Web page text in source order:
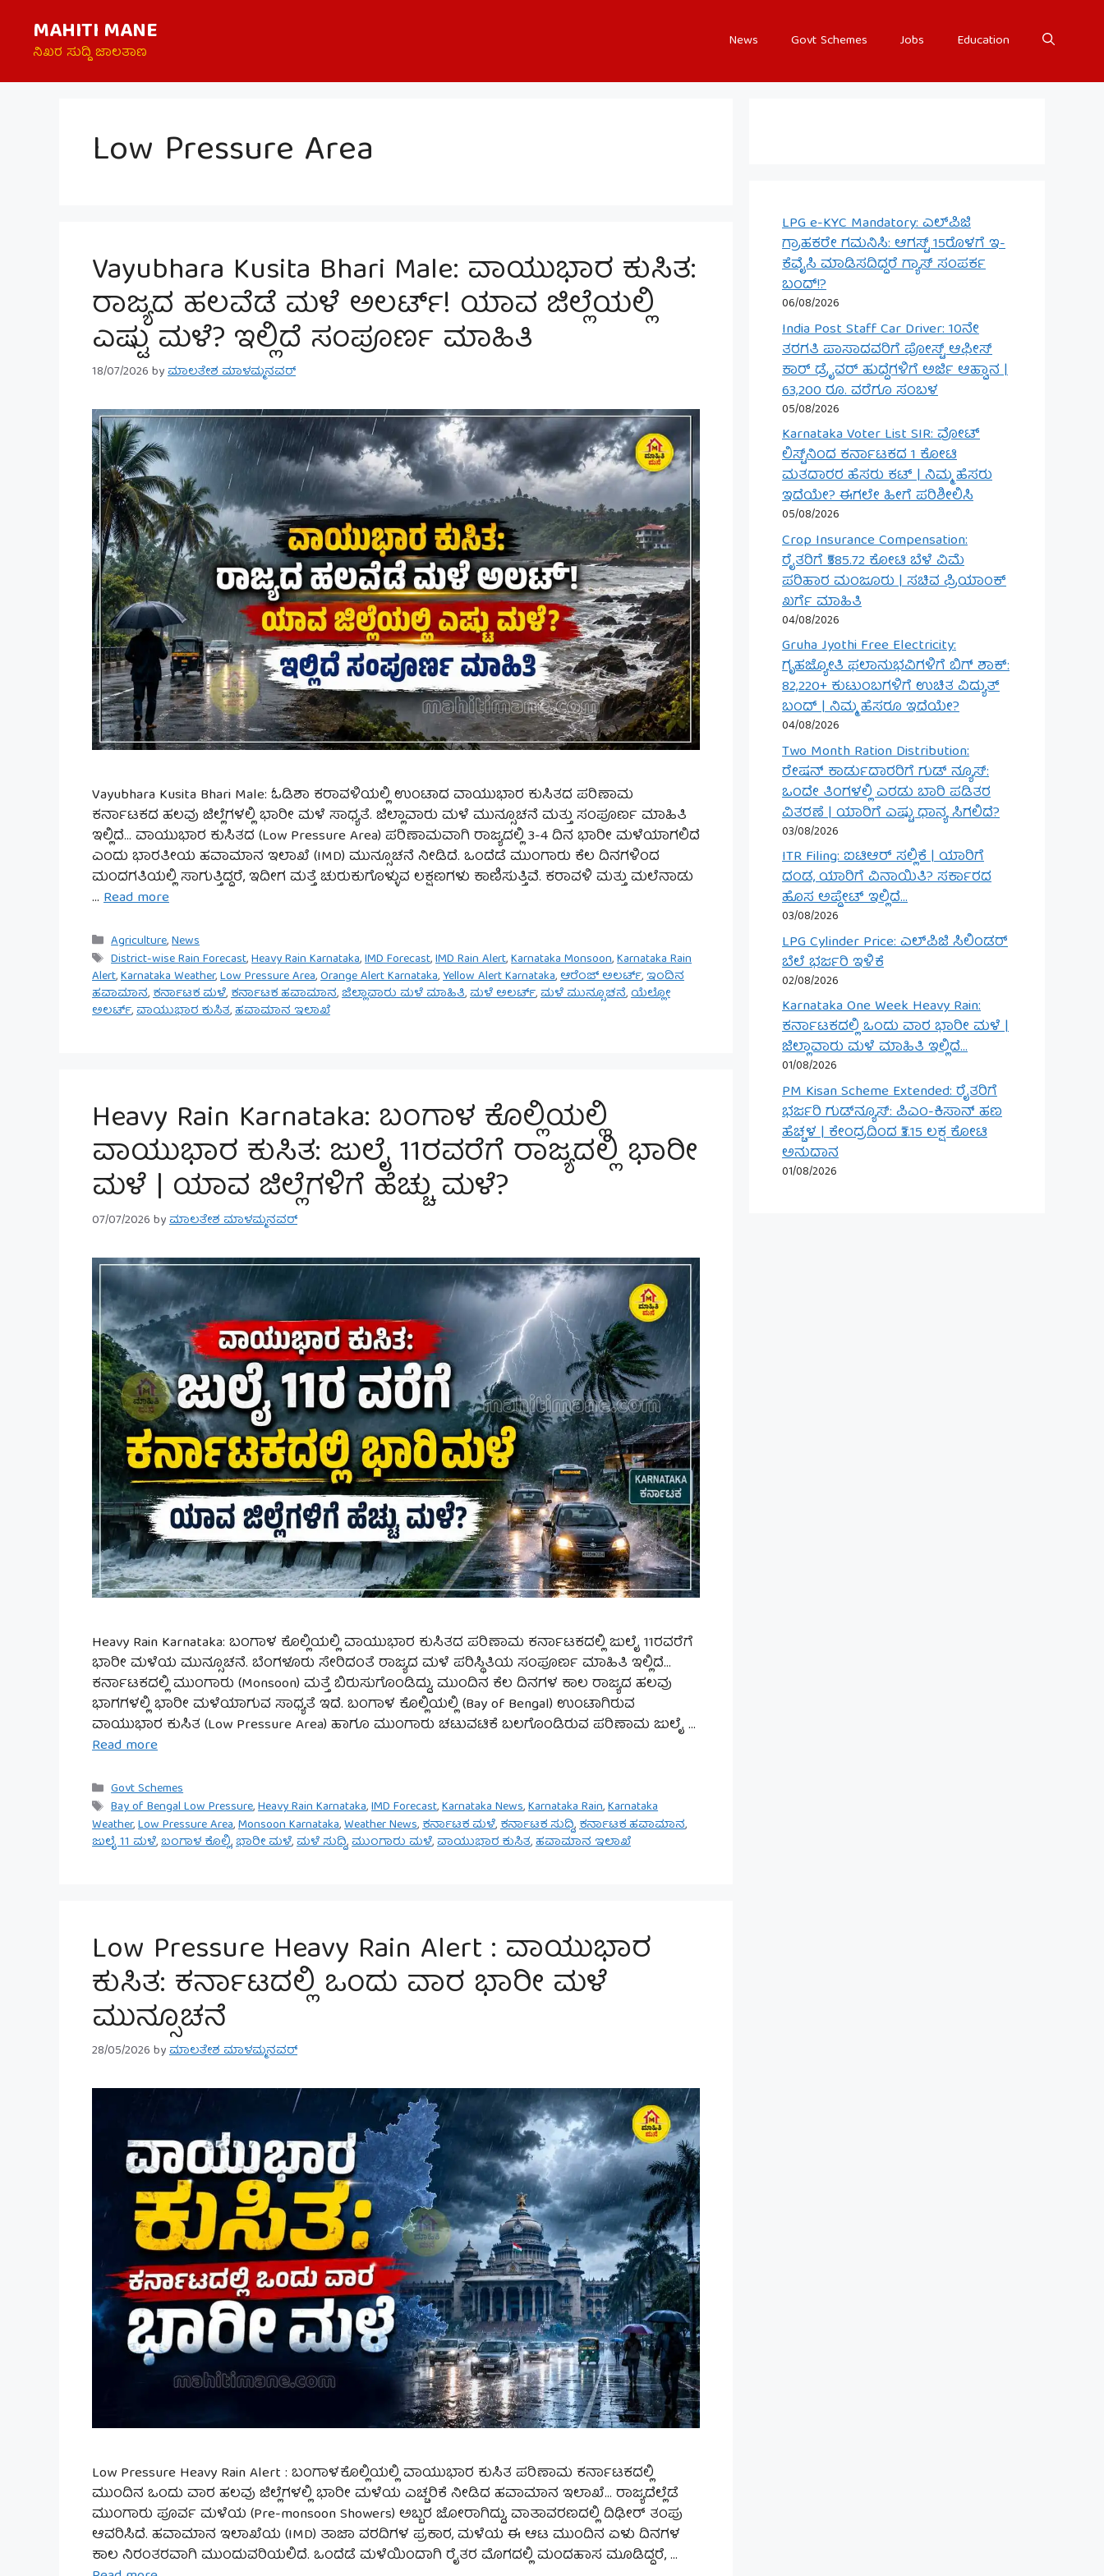
content
MAHITI MANE
ನಿಖರ ಸುದ್ದಿ ಜಾಲತಾಣ
News Govt Schemes Jobs Education
Low Pressure Area
Vayubhara Kusita Bhari Male: ವಾಯುಭಾರ ಕುಸಿತ:
ರಾಜ್ಯದ ಹಲವೆಡೆ ಮಳೆ ಅಲರ್ಟ್! ಯಾವ ಜಿಲ್ಲೆಯಲ್ಲಿ
ಎಷ್ಟು ಮಳೆ? ಇಲ್ಲಿದೆ ಸಂಪೂರ್ಣ ಮಾಹಿತಿ
18/07/2026byಮಾಲತೇಶ ಮಾಳಮ್ಮನವರ್
Vayubhara Kusita Bhari Male: ಓಡಿಶಾ ಕರಾವಳಿಯಲ್ಲಿ ಉಂಟಾದ ವಾಯುಭಾರ ಕುಸಿತದ ಪರಿಣಾಮ
ಕರ್ನಾಟಕದ ಹಲವು ಜಿಲ್ಲೆಗಳಲ್ಲಿ ಭಾರೀ ಮಳೆ ಸಾಧ್ಯತೆ. ಜಿಲ್ಲಾವಾರು ಮಳೆ ಮುನ್ಸೂಚನೆ ಮತ್ತು ಸಂಪೂರ್ಣ ಮಾಹಿತಿ
ಇಲ್ಲಿದೆ… ವಾಯುಭಾರ ಕುಸಿತದ (Low Pressure Area) ಪರಿಣಾಮವಾಗಿ ರಾಜ್ಯದಲ್ಲಿ 3-4 ದಿನ ಭಾರೀ ಮಳೆಯಾಗಲಿದೆ
ಎಂದು ಭಾರತೀಯ ಹವಾಮಾನ ಇಲಾಖೆ (IMD) ಮುನ್ಸೂಚನೆ ನೀಡಿದೆ. ಒಂದೆಡೆ ಮುಂಗಾರು ಕೆಲ ದಿನಗಳಿಂದ
ಮಂದಗತಿಯಲ್ಲಿ ಸಾಗುತ್ತಿದ್ದರೆ, ಇದೀಗ ಮತ್ತೆ ಚುರುಕುಗೊಳ್ಳುವ ಲಕ್ಷಣಗಳು ಕಾಣಿಸುತ್ತಿವೆ. ಕರಾವಳಿ ಮತ್ತು ಮಲೆನಾಡು
… Read more
Categories
Agriculture,News
Tags
District-wise Rain Forecast,Heavy Rain Karnataka,IMD Forecast,IMD Rain Alert,Karnataka Monsoon,Karnataka Rain
Alert,Karnataka Weather,Low Pressure Area,Orange Alert Karnataka,Yellow Alert Karnataka,ಆರೆಂಜ್ ಅಲರ್ಟ್,ಇಂದಿನ
ಹವಾಮಾನ,ಕರ್ನಾಟಕ ಮಳೆ,ಕರ್ನಾಟಕ ಹವಾಮಾನ,ಜಿಲ್ಲಾವಾರು ಮಳೆ ಮಾಹಿತಿ,ಮಳೆ ಅಲರ್ಟ್,ಮಳೆ ಮುನ್ಸೂಚನೆ,ಯೆಲ್ಲೋ
ಅಲರ್ಟ್,ವಾಯುಭಾರ ಕುಸಿತ,ಹವಾಮಾನ ಇಲಾಖೆ
Heavy Rain Karnataka: ಬಂಗಾಳ ಕೊಲ್ಲಿಯಲ್ಲಿ
ವಾಯುಭಾರ ಕುಸಿತ: ಜುಲೈ 11ರವರೆಗೆ ರಾಜ್ಯದಲ್ಲಿ ಭಾರೀ
ಮಳೆ | ಯಾವ ಜಿಲ್ಲೆಗಳಿಗೆ ಹೆಚ್ಚು ಮಳೆ?
07/07/2026byಮಾಲತೇಶ ಮಾಳಮ್ಮನವರ್
Heavy Rain Karnataka: ಬಂಗಾಳ ಕೊಲ್ಲಿಯಲ್ಲಿ ವಾಯುಭಾರ ಕುಸಿತದ ಪರಿಣಾಮ ಕರ್ನಾಟಕದಲ್ಲಿ ಜುಲೈ 11ರವರೆಗೆ
ಭಾರೀ ಮಳೆಯ ಮುನ್ಸೂಚನೆ. ಬೆಂಗಳೂರು ಸೇರಿದಂತೆ ರಾಜ್ಯದ ಮಳೆ ಪರಿಸ್ಥಿತಿಯ ಸಂಪೂರ್ಣ ಮಾಹಿತಿ ಇಲ್ಲಿದೆ…
ಕರ್ನಾಟಕದಲ್ಲಿ ಮುಂಗಾರು (Monsoon) ಮತ್ತೆ ಬಿರುಸುಗೊಂಡಿದ್ದು, ಮುಂದಿನ ಕೆಲ ದಿನಗಳ ಕಾಲ ರಾಜ್ಯದ ಹಲವು
ಭಾಗಗಳಲ್ಲಿ ಭಾರೀ ಮಳೆಯಾಗುವ ಸಾಧ್ಯತೆ ಇದೆ. ಬಂಗಾಳ ಕೊಲ್ಲಿಯಲ್ಲಿ (Bay of Bengal) ಉಂಟಾಗಿರುವ
ವಾಯುಭಾರ ಕುಸಿತ (Low Pressure Area) ಹಾಗೂ ಮುಂಗಾರು ಚಟುವಟಿಕೆ ಬಲಗೊಂಡಿರುವ ಪರಿಣಾಮ ಜುಲೈ …
Read more
Categories
Govt Schemes
Tags
Bay of Bengal Low Pressure,Heavy Rain Karnataka,IMD Forecast,Karnataka News,Karnataka Rain,Karnataka
Weather,Low Pressure Area,Monsoon Karnataka,Weather News,ಕರ್ನಾಟಕ ಮಳೆ,ಕರ್ನಾಟಕ ಸುದ್ದಿ,ಕರ್ನಾಟಕ ಹವಾಮಾನ,
ಜುಲೈ 11 ಮಳೆ,ಬಂಗಾಳ ಕೊಲ್ಲಿ,ಭಾರೀ ಮಳೆ,ಮಳೆ ಸುದ್ದಿ,ಮುಂಗಾರು ಮಳೆ,ವಾಯುಭಾರ ಕುಸಿತ,ಹವಾಮಾನ ಇಲಾಖೆ
Low Pressure Heavy Rain Alert : ವಾಯುಭಾರ
ಕುಸಿತ: ಕರ್ನಾಟದಲ್ಲಿ ಒಂದು ವಾರ ಭಾರೀ ಮಳೆ
ಮುನ್ಸೂಚನೆ
28/05/2026byಮಾಲತೇಶ ಮಾಳಮ್ಮನವರ್
Low Pressure Heavy Rain Alert : ಬಂಗಾಳಕೊಲ್ಲಿಯಲ್ಲಿ ವಾಯುಭಾರ ಕುಸಿತ ಪರಿಣಾಮ ಕರ್ನಾಟಕದಲ್ಲಿ
ಮುಂದಿನ ಒಂದು ವಾರ ಹಲವು ಜಿಲ್ಲೆಗಳಲ್ಲಿ ಭಾರೀ ಮಳೆಯ ಎಚ್ಚರಿಕೆ ನೀಡಿದ ಹವಾಮಾನ ಇಲಾಖೆ… ರಾಜ್ಯದೆಲ್ಲೆಡೆ
ಮುಂಗಾರು ಪೂರ್ವ ಮಳೆಯ (Pre-monsoon Showers) ಅಬ್ಬರ ಜೋರಾಗಿದ್ದು, ವಾತಾವರಣದಲ್ಲಿ ದಿಢೀರ್ ತಂಪು
ಆವರಿಸಿದೆ. ಹವಾಮಾನ ಇಲಾಖೆಯ (IMD) ತಾಜಾ ವರದಿಗಳ ಪ್ರಕಾರ, ಮಳೆಯ ಈ ಆಟ ಮುಂದಿನ ಏಳು ದಿನಗಳ
ಕಾಲ ನಿರಂತರವಾಗಿ ಮುಂದುವರಿಯಲಿದೆ. ಒಂದೆಡೆ ಮಳೆಯಿಂದಾಗಿ ರೈತರ ಮೊಗದಲ್ಲಿ ಮಂದಹಾಸ ಮೂಡಿದ್ದರೆ, …
LPG e-KYC Mandatory: ಎಲ್‌ಪಿಜಿ
ಗ್ರಾಹಕರೇ ಗಮನಿಸಿ: ಆಗಸ್ಟ್ 15ರೊಳಗೆ ಇ-
ಕೆವೈಸಿ ಮಾಡಿಸದಿದ್ದರೆ ಗ್ಯಾಸ್ ಸಂಪರ್ಕ
ಬಂದ್!?
06/08/2026
India Post Staff Car Driver: 10ನೇ
ತರಗತಿ ಪಾಸಾದವರಿಗೆ ಪೋಸ್ಟ್ ಆಫೀಸ್
ಕಾರ್ ಡ್ರೈವರ್ ಹುದ್ದೆಗಳಿಗೆ ಅರ್ಜಿ ಆಹ್ವಾನ |
63,200 ರೂ. ವರೆಗೂ ಸಂಬಳ
05/08/2026
Karnataka Voter List SIR: ವೋಟ್
ಲಿಸ್ಟ್‌ನಿಂದ ಕರ್ನಾಟಕದ 1 ಕೋಟಿ
ಮತದಾರರ ಹೆಸರು ಕಟ್ | ನಿಮ್ಮ ಹೆಸರು
ಇದೆಯೇ? ಈಗಲೇ ಹೀಗೆ ಪರಿಶೀಲಿಸಿ
05/08/2026
Crop Insurance Compensation:
ರೈತರಿಗೆ ₹585.72 ಕೋಟಿ ಬೆಳೆ ವಿಮೆ
ಪರಿಹಾರ ಮಂಜೂರು | ಸಚಿವ ಪ್ರಿಯಾಂಕ್
ಖರ್ಗೆ ಮಾಹಿತಿ
04/08/2026
Gruha Jyothi Free Electricity:
ಗೃಹಜ್ಯೋತಿ ಫಲಾನುಭವಿಗಳಿಗೆ ಬಿಗ್ ಶಾಕ್:
82,220+ ಕುಟುಂಬಗಳಿಗೆ ಉಚಿತ ವಿದ್ಯುತ್
ಬಂದ್ | ನಿಮ್ಮ ಹೆಸರೂ ಇದೆಯೇ?
04/08/2026
Two Month Ration Distribution:
ರೇಷನ್ ಕಾರ್ಡುದಾರರಿಗೆ ಗುಡ್ ನ್ಯೂಸ್:
ಒಂದೇ ತಿಂಗಳಲ್ಲಿ ಎರಡು ಬಾರಿ ಪಡಿತರ
ವಿತರಣೆ | ಯಾರಿಗೆ ಎಷ್ಟು ಧಾನ್ಯ ಸಿಗಲಿದೆ?
03/08/2026
ITR Filing: ಐಟಿಆರ್ ಸಲ್ಲಿಕೆ | ಯಾರಿಗೆ
ದಂಡ, ಯಾರಿಗೆ ವಿನಾಯಿತಿ? ಸರ್ಕಾರದ
ಹೊಸ ಅಪ್ಡೇಟ್ ಇಲ್ಲಿದೆ…
03/08/2026
LPG Cylinder Price: ಎಲ್‌ಪಿಜಿ ಸಿಲಿಂಡರ್
ಬೆಲೆ ಭರ್ಜರಿ ಇಳಿಕೆ
02/08/2026
Karnataka One Week Heavy Rain:
ಕರ್ನಾಟಕದಲ್ಲಿ ಒಂದು ವಾರ ಭಾರೀ ಮಳೆ |
ಜಿಲ್ಲಾವಾರು ಮಳೆ ಮಾಹಿತಿ ಇಲ್ಲಿದೆ…
01/08/2026
PM Kisan Scheme Extended: ರೈತರಿಗೆ
ಭರ್ಜರಿ ಗುಡ್‌ನ್ಯೂಸ್: ಪಿಎಂ-ಕಿಸಾನ್ ಹಣ
ಹೆಚ್ಚಳ | ಕೇಂದ್ರದಿಂದ ₹3.15 ಲಕ್ಷ ಕೋಟಿ
ಅನುದಾನ
01/08/2026